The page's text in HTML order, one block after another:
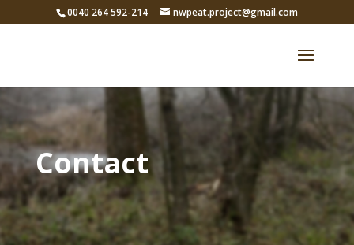
0040 264 592-214 nwpeat.project@gmail.com
Contact